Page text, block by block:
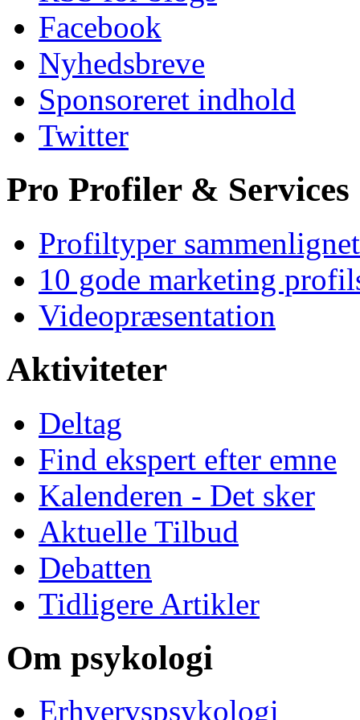
Facebook
Nyhedsbreve
Sponsoreret indhold
Twitter
Pro Profiler & Services
Profiltyper sammenlignet
10 gode marketing
Videopræsentation
Aktiviteter
Deltag
Find ekspert efter emne
Kalenderen - Det sker
Aktuelle Tilbud
Debatten
Tidligere Artikler
Om psykologi
Erhvervspsykologi